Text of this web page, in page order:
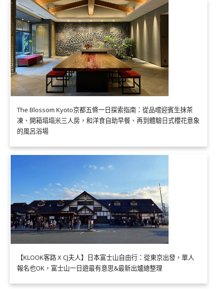
The Blossom Kyoto京都五條一日探索指南：從品嚐迎賓生抹茶
凍、開箱塌塌米三人房，和洋食自助早餐、再到體驗日式櫻花意象
的風呂浴場
【KLOOK客路 X CJ夫人】日本富士山自由行：從東京出發，單人
報名也OK，富士山一日遊最有意思&最新出爐總整理